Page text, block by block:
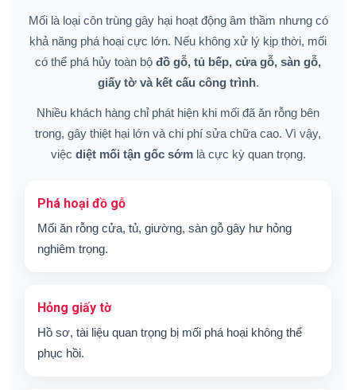
Mối là loại côn trùng gây hại hoạt động âm thầm nhưng có
khả năng phá hoại cực lớn. Nếu không xử lý kịp thời, mối
có thể phá hủy toàn bộ đồ gỗ, tủ bếp, cửa gỗ, sàn gỗ,
giấy tờ và kết cấu công trình.
Nhiều khách hàng chỉ phát hiện khi mối đã ăn rỗng bên
trong, gây thiệt hại lớn và chi phí sửa chữa cao. Vì vậy,
việc diệt mối tận gốc sớmlà cực kỳ quan trọng.
Phá hoại đồ gỗ
Mối ăn rỗng cửa, tủ, giường, sàn gỗ gây hư hỏng
nghiêm trọng.
Hỏng giấy tờ
Hồ sơ, tài liệu quan trọng bị mối phá hoại không thể
phục hồi.